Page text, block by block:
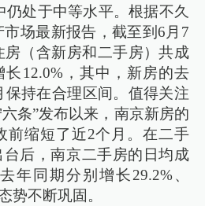
仍处于中等水平。根据不久
场最新报告，截至到6月7
房（含新房和二手房）共成
长12.0%，其中，新房的去
保持在合理区间。值得关注
条”发布以来，南京新房的
前缩短了近2个月。在二手
台后，南京二手房的日均成
年同期分别增长29.2%、
势不断巩固。